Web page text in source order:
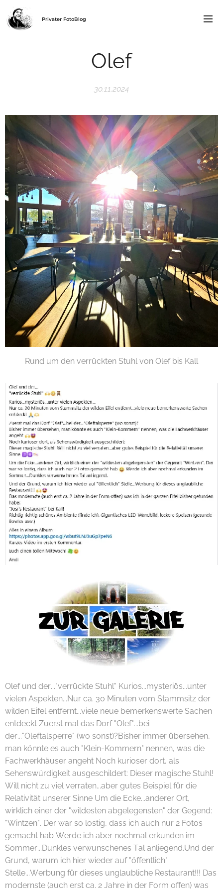
Privater FotoBlog
Olef
30.11.2024
Rund um den verrückten Stuhl von Olef bis Kall
Olef und der..."verrückte Stuhl" Kurios...mysteriös...unter
vielen Aspekten...Nur ca. 30 Minuten vom Stammsitz der
wilden Eifel entfernt...viele neue bemerkenswerte Sachen
entdeckt Zuerst mal das Dorf "Olef"...bei
der..."Oleftalsperre" (wo sonst)?Bisher immer übersehen,
man könnte es auch "Klein-Kommern" nennen, was die
Fachwerkhäuser angeht Noch kurioser dort, als
Sehenswürdigkeit ausgeschildert: Dieser magische Stuhl!
Will nicht zu viel verraten...aber gutes Beispiel für die
Relativität unserer Sinne Um die Ecke...anderer Ort,
wirklich einer der "wildesten abgelegensten" der Gegend:
"Wintzen". Der war so lostig, dass ich auch nur 2 Fotos
gemacht hab Werde ich aber nochmal erkunden im
Sommer...Dunkles verwunschenes Tal anliegend.Und der
Grund, warum ich hier wieder auf "öffentlich"
Stelle...Werbung für dieses unglaubliche Restaurant!!! Das
modernste (auch erst ca. 2 Jahre in der Form offen) was